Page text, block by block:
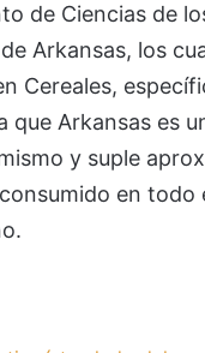
de Ciencias de
Arkansas, los
Cereales,
que Arkansas es
y suple
en todo